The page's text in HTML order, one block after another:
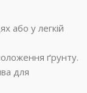
або у легкій
ґрунту.
для